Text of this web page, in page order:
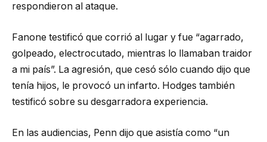
respondieron al ataque.
Fanone testificó que corrió al lugar y fue “agarrado,
golpeado, electrocutado, mientras lo llamaban traidor
a mi país”. La agresión, que cesó sólo cuando dijo que
tenía hijos, le provocó un infarto. Hodges también
testificó sobre su desgarradora experiencia.
En las audiencias, Penn dijo que asistía como “un